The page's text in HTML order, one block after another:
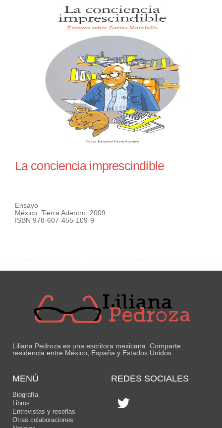
La conciencia imprescindible
Ensayo
México: Tierra Adentro, 2009.
ISBN 978-607-455-109-9
Liliana Pedroza es una escritora mexicana. Comparte
residencia entre México, España y Estados Unidos.
MENÚ
Biografía
Libros
Entrevistas y reseñas
Otras colaboraciones
REDES SOCIALES